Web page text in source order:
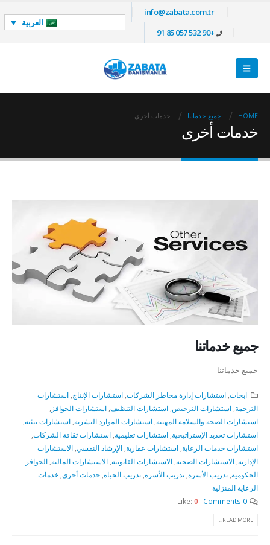
info@zabata.com.tr
+90 532 057 85 91
العربية
HOME جميع خدماتنا خدمات أخرى
خدمات أخرى
جميع خدماتنا
جميع خدماتنا
ابحاث, استشارات إدارة مخاطر الشركات, استشارات الإنتاج استشارات
الترجمة استشارات الترخيص استشارات التنظيف استشارات الحوافز
استشارات الصحة والسلامة المهنية استشارات الموارد البشرية استشارات بيئية
استشارات تحديد الإستراتيجية استشارات تعليمية استشارات ثقافة الشركات
استشارات خدمات الرعاية استشارات عقارية الإرشاد النفسي الاستشارات
الإدارية الاستشارات الصحية الاستشارات القانونية الاستشارات المالية الحوافز
الحكومية تدريب الأسرة تدريب الأسرة تدريب الحياة خدمات أخرى خدمات
الرعاية المنزلية
0 Comments
Like:0
READ MORE...